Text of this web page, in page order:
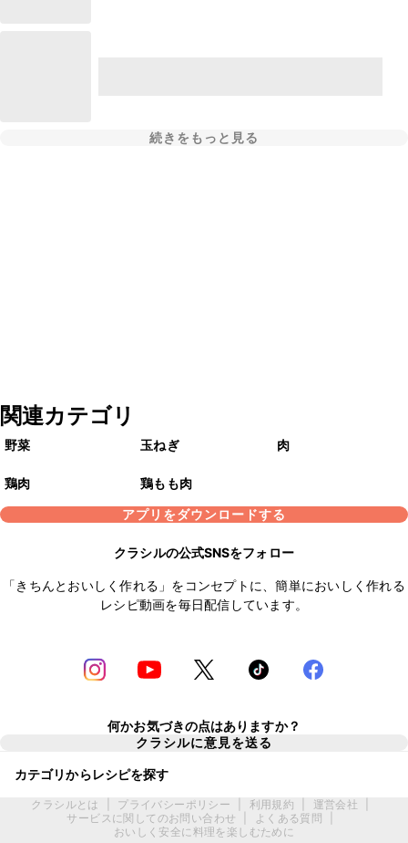
続きをもっと見る
関連カテゴリ
野菜 玉ねぎ 肉
鶏肉
鶏もも肉
アプリをダウンロードする
クラシルの公式SNSをフォロー
「きちんとおいしく作れる」をコンセプトに、簡単においしく作れる
レシピ動画を毎日配信しています。
何かお気づきの点はありますか？
クラシルに意見を送る
カテゴリからレシピを探す
クラシルとは プライバシーポリシー 利用規約 運営会社
サービスに関してのお問い合わせ
よくある質問
おいしく安全に料理を楽しむために